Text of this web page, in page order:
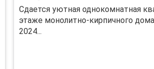
Сдается уютная однокомнатная
этаже монолитно-кирпичного
2024...